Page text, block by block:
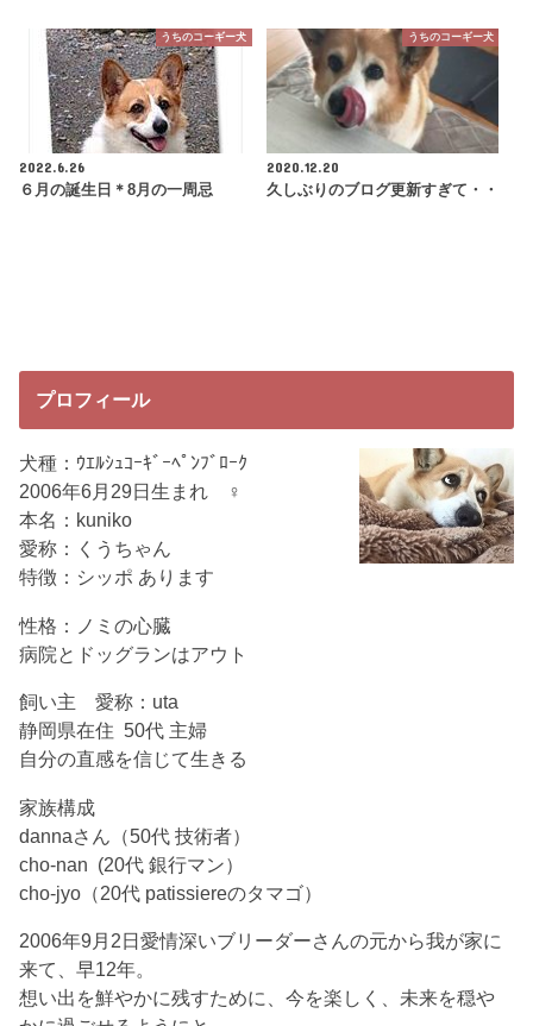
うちのコーギー犬
2022.6.26
６月の誕生日＊8月の一周忌
うちのコーギー犬
2020.12.20
久しぶりのブログ更新すぎて・・
プロフィール
犬種：ｳｴﾙｼｭｺｰｷﾞｰﾍﾟﾝﾌﾞﾛｰｸ
2006年6月29日生まれ ♀
本名：kuniko
愛称：くうちゃん
特徴：シッポ あります
性格：ノミの心臓
病院とドッグランはアウト
飼い主 愛称：uta
静岡県在住 50代 主婦
自分の直感を信じて生きる
家族構成
dannaさん（50代 技術者）
cho-nan (20代 銀行マン）
cho-jyo（20代 patissiereのタマゴ）
2006年9月2日愛情深いブリーダーさんの元から我が家に
来て、早12年。
想い出を鮮やかに残すために、今を楽しく、未来を穏や